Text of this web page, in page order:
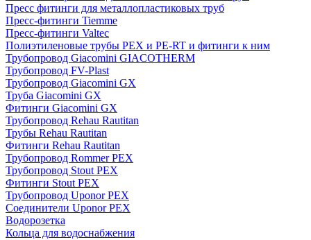
Пресс фитинги для металлопластиковых труб
Пресс-фитинги Tiemme
Пресс-фитинги Valtec
Полиэтиленовые трубы PEX и PE-RT и фитинги к ним
Трубопровод Giacomini GIACOTHERM
Трубопровод FV-Plast
Трубопровод Giacomini GX
Труба Giacomini GX
Фитинги Giacomini GX
Трубопровод Rehau Rautitan
Трубы Rehau Rautitan
Фитинги Rehau Rautitan
Трубопровод Rommer PEX
Трубопровод Stout PEX
Фитинги Stout PEX
Трубопровод Uponor PEX
Соединители Uponor PEX
Водорозетка
Кольца для водоснабжения